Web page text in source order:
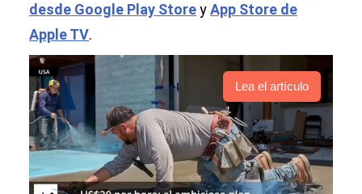
desde Google Play StoreyApp Store de
Apple TV.
Lea el artículo